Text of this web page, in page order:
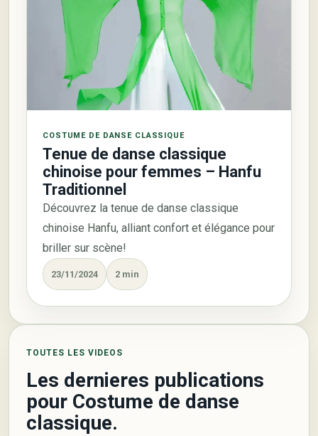
COSTUME DE DANSE CLASSIQUE
Tenue de danse classique
chinoise pour femmes – Hanfu
Traditionnel
Découvrez la tenue de danse classique
chinoise Hanfu, alliant confort et élégance pour
briller sur scène!
23/11/2024 2 min
TOUTES LES VIDEOS
Les dernieres publications
pour Costume de danse
classique.